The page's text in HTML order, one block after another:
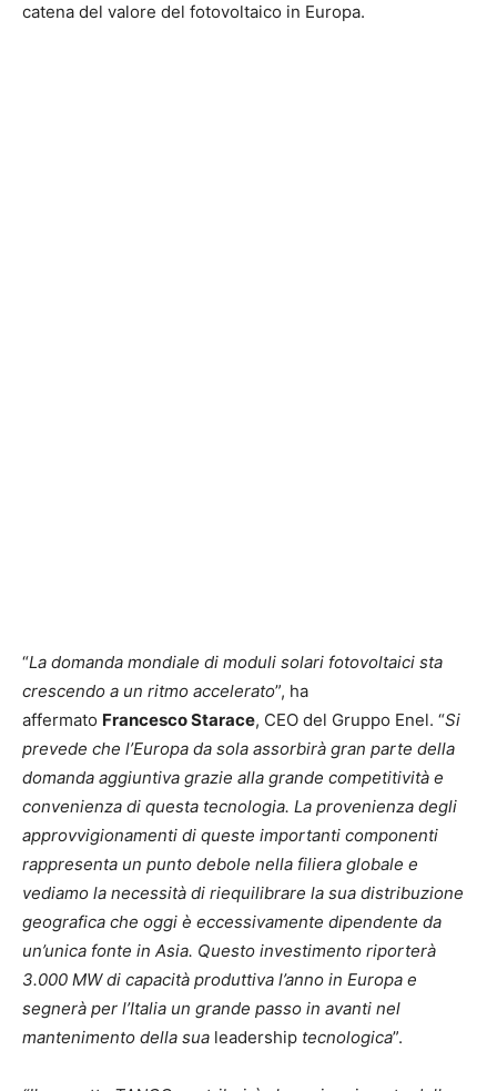
catena del valore del fotovoltaico in Europa.
“La domanda mondiale di moduli solari fotovoltaici sta
crescendo a un ritmo accelerato”, ha
affermato Francesco Starace, CEO del Gruppo Enel. “Si
prevede che l’Europa da sola assorbirà gran parte della
domanda aggiuntiva grazie alla grande competitività e
convenienza di questa tecnologia. La provenienza degli
approvvigionamenti di queste importanti componenti
rappresenta un punto debole nella filiera globale e
vediamo la necessità di riequilibrare la sua distribuzione
geografica che oggi è eccessivamente dipendente da
un’unica fonte in Asia. Questo investimento riporterà
3.000 MW di capacità produttiva l’anno in Europa e
segnerà per l’Italia un grande passo in avanti nel
mantenimento della sua leadership tecnologica”.